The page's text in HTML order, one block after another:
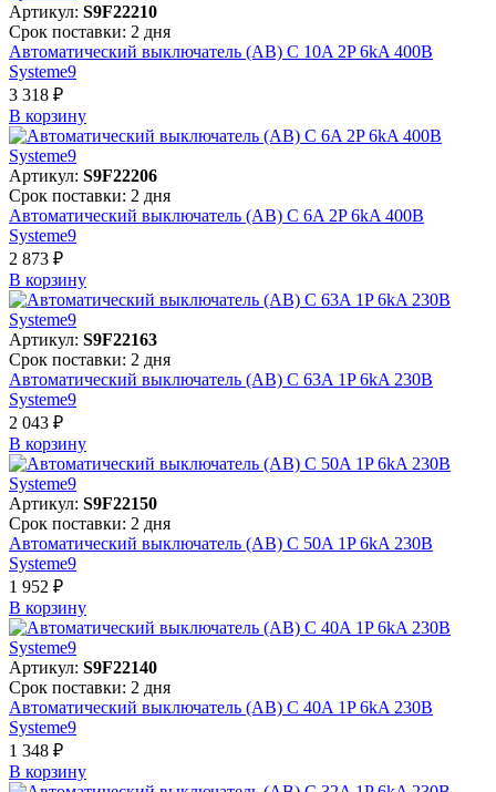
Артикул: S9F22210
Срок поставки: 2 дня
Автоматический выключатель (АВ) C 10A 2P 6kA 400В
Systeme9
3 318 ₽
В корзинy
Артикул: S9F22206
Срок поставки: 2 дня
Автоматический выключатель (АВ) C 6A 2P 6kA 400В
Systeme9
2 873 ₽
В корзинy
Артикул: S9F22163
Срок поставки: 2 дня
Автоматический выключатель (АВ) C 63A 1P 6kA 230В
Systeme9
2 043 ₽
В корзинy
Артикул: S9F22150
Срок поставки: 2 дня
Автоматический выключатель (АВ) C 50A 1P 6kA 230В
Systeme9
1 952 ₽
В корзинy
Артикул: S9F22140
Срок поставки: 2 дня
Автоматический выключатель (АВ) C 40A 1P 6kA 230В
Systeme9
1 348 ₽
В корзинy